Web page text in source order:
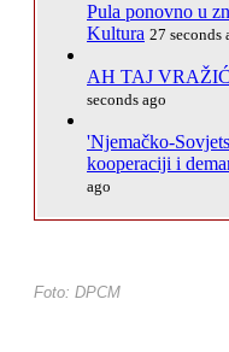
Pula ponovno u
Kultura 27 seconds
AH TAJ
seconds ago
'Njemačko-
kooperaciji i
ago
Foto: DPCM